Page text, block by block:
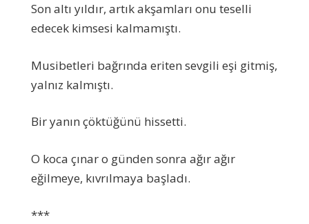
Son altı yıldır, artık akşamları onu teselli
edecek kimsesi kalmamıştı.
Musibetleri bağrında eriten sevgili eşi gitmiş,
yalnız kalmıştı.
Bir yanın çöktüğünü hissetti.
O koca çınar o günden sonra ağır ağır
eğilmeye, kıvrılmaya başladı.
***